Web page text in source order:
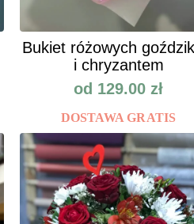
Bukiet różowych
i chryzantem
od 129.00 zł
DOSTAWA GRATIS